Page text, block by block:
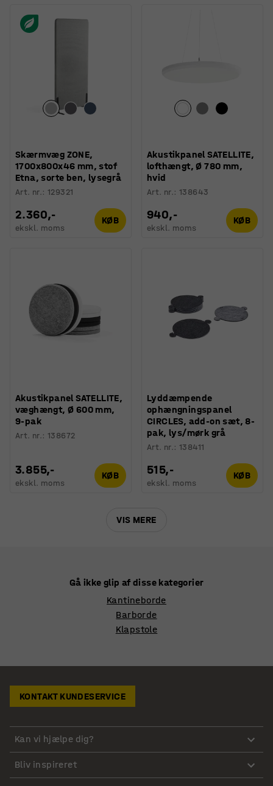
Skærmvæg ZONE,
1700x800x46 mm, stof
Etna, sorte ben, lysegrå
Art. nr.:129321
2.360,-
ekskl. moms
KØB
Akustikpanel SATELLITE,
lofthængt, Ø 780 mm,
hvid
Art. nr.:138643
940,-
ekskl. moms
KØB
Akustikpanel SATELLITE,
væghængt, Ø 600 mm,
9-pak
Art. nr.:138672
3.855,-
ekskl. moms
KØB
Lyddæmpende
ophængningspanel
CIRCLES, add-on sæt, 8-
pak, lys/mørk grå
Art. nr.:138411
515,-
ekskl. moms
KØB
VIS MERE
Gå ikke glip af disse kategorier
Kantineborde
Barborde
Klapstole
KONTAKT KUNDESERVICE
Kan vi hjælpe dig?
Bliv inspireret